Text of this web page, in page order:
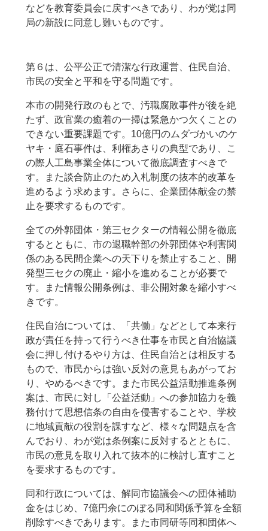
などを教育委員会に戻すべきであり、わが党は同
局の新設に同意し難いものです。
第６は、公平公正で清潔な行政運営、住民自治、
市民の安全と平和を守る問題です。
本市の開発行政のもとで、汚職腐敗事件が後を絶
たず、政官業の癒着の一掃は緊急かつ欠くことの
できない重要課題です。10億円のムダづかいのケ
ヤキ・庭石事件は、利権あさりの典型であり、こ
の際人工島事業全体について徹底調査すべきで
す。また談合防止のため入札制度の抜本的改革を
進めるよう求めます。さらに、企業団体献金の禁
止を要求するものです。
全ての外郭団体・第三セクターの情報公開を徹底
するとともに、市の退職幹部の外郭団体や利害関
係のある民間企業への天下りを禁止すること、開
発型三セクの廃止・縮小を進めることが必要で
す。また情報公開条例は、非公開対象を縮小すべ
きです。
住民自治については、「共働」などとして本来行
政が責任を持って行うべき仕事を市民と自治協議
会に押し付けるやり方は、住民自治とは相反する
もので、市民からは強い反対の意見もあがってお
り、やめるべきです。また市民公益活動推進条例
案は、市民に対し「公益活動」への参加協力を義
務付けて思想信条の自由を侵害することや、学校
に地域貢献の役割を課すなど、様々な問題点を含
んでおり、わが党は条例案に反対するとともに、
市民の意見を取り入れて抜本的に検討し直すこと
を要求するものです。
同和行政については、解同市協議会への団体補助
金をはじめ、7億円余にのぼる同和関係予算を全額
削除すべきであります。また市同研等同和団体へ